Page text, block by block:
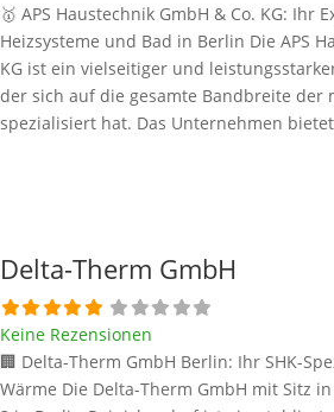
🥇 APS Haustechnik GmbH & Co. KG: Ihr
Heizsysteme und Bad in Berlin Die APS
KG ist ein vielseitiger und
der sich auf die gesamte Bandbreite der
spezialisiert hat. Das Unternehmen
Delta-Therm GmbH
Keine Rezensionen
🏢 Delta-Therm GmbH Berlin: Ihr SHK-
Wärme Die Delta-Therm GmbH mit Sitz